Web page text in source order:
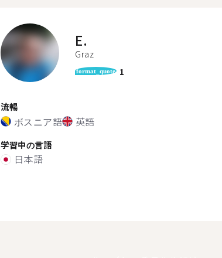
E.
Graz
format_quote 1
流暢
ボスニア語 英語
学習中の言語
日本語